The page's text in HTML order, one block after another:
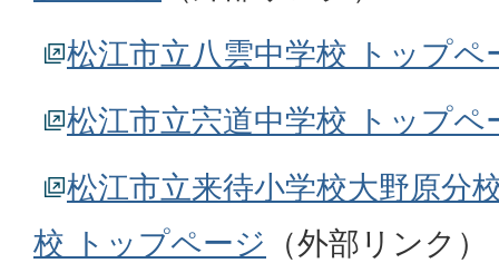
松江市立八雲中学校 トップペ
松江市立宍道中学校 トップペ
松江市立来待小学校大野原分
校 トップページ （外部リンク）